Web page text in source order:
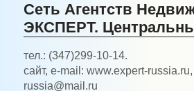
Сеть Агентств
ЭКСПЕРТ.
тел.: (347)299-10-14.
сайт, e-mail: www.expert-
russia@mail.ru